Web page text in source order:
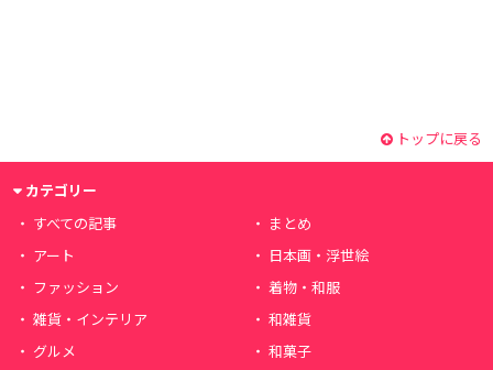
トップに戻る
カテゴリー
すべての記事
まとめ
アート
日本画・浮世絵
ファッション
着物・和服
雑貨・インテリア
和雑貨
グルメ
和菓子